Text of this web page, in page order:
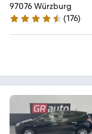
97076 Würzburg
4.6 Sterne
(176)